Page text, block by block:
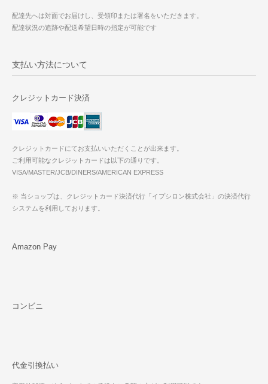
配達先へは対面でお届けし、受領印または署名をいただきます。
配達状況の追跡や配送希望日時の指定が可能です
支払い方法について
クレジットカード決済
クレジットカードにてお支払いいただくことが出来ます。
ご利用可能なクレジットカードは以下の通りです。
VISA/MASTER/JCB/DINERS/AMERICAN EXPRESS
※ 当ショップは、クレジットカード決済代行「イプシロン株式会社」の決済代行
システムを利用しております。
Amazon Pay
コンビニ
代金引換払い